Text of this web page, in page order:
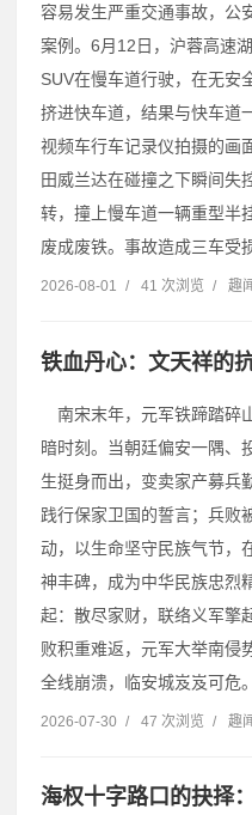
容易发生严重交通事故，公
案例。6月12日，沪蓉高速
SUV在慢车道行驶，在无安
挤进快车道，结果与快车道
视频车行车记录仪拍摄的画
田威兰达在碰撞之下瞬间失
转，撞上慢车道一辆重型半
废成废铁。事故造成三车受
2026-08-01 / 41 次浏览 / 趣
铁血丹心：文天祥的
南宋末年，元军铁蹄踏碎
暗时刻。当朝廷偏安一隅、
生挺身而出，变卖家产募兵
践行保家卫国的誓言；兵败
动，以生命坚守民族气节，
神丰碑，成为中华民族忠
起：散尽家财，联络义军
败积重难返，元军大举南侵
全线崩溃，临安城岌岌可危
2026-07-30 / 47 次浏览 / 趣
海权十字路口的抉择